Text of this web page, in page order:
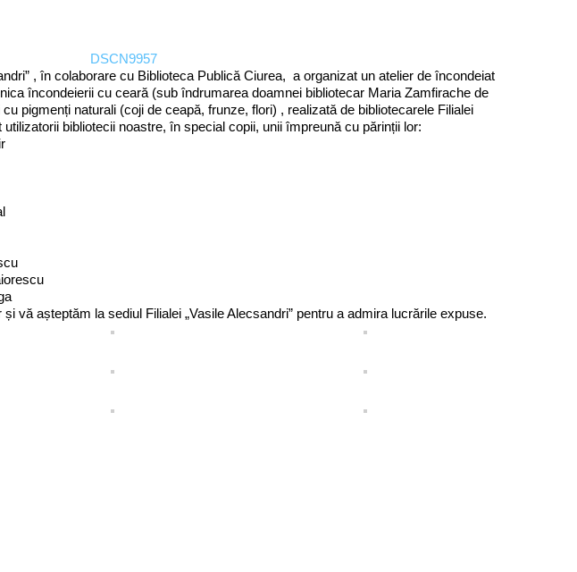
, în colaborare cu Biblioteca Publică Ciurea, a organizat un atelier de încondeiat
încondeierii cu ceară (sub îndrumarea doamnei bibliotecar Maria Zamfirache de
pigmenți naturali (coji de ceapă, frunze, flori) , realizată de bibliotecarele Filialei
bibliotecii noastre, în special copii, unii împreună cu părinții lor:
vă așteptăm la sediul Filialei „Vasile Alecsandri” pentru a admira lucrările expuse.